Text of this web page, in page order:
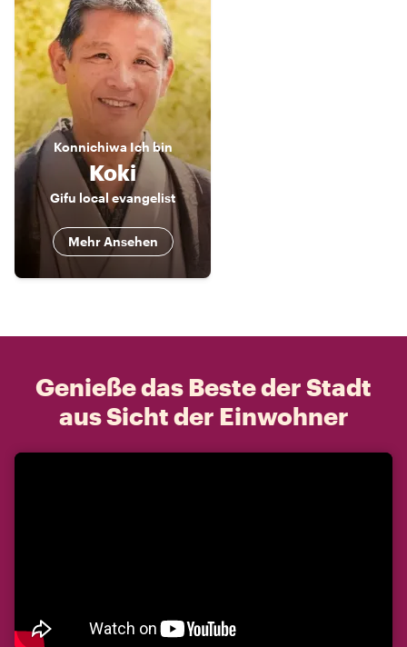
Konnichiwa Ich bin
Koki
Gifu local evangelist
Mehr Ansehen
Genieße das Beste der Stadt
aus Sicht der Einwohner